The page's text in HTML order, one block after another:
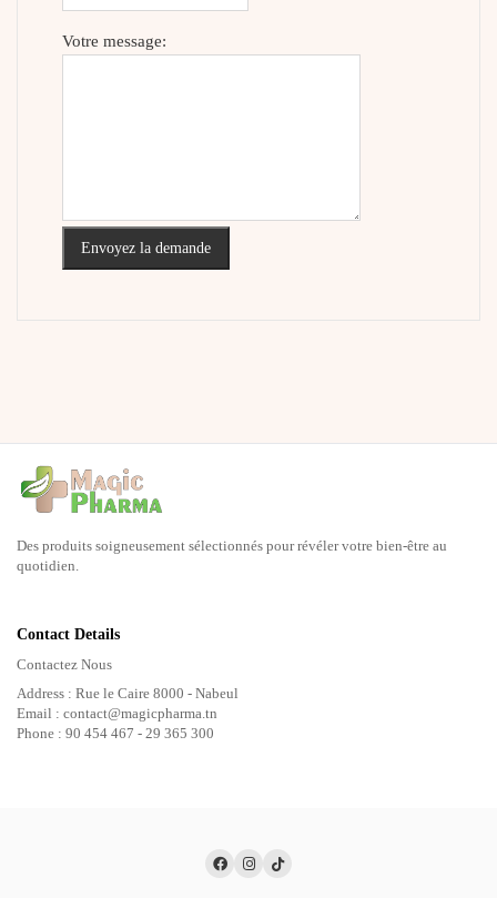
Votre message:
Envoyez la demande
Des produits soigneusement sélectionnés pour révéler votre bien-être au
quotidien.
Contact Details
Contactez Nous
Address : Rue le Caire 8000 - Nabeul
Email : contact@magicpharma.tn
Phone : 90 454 467 - 29 365 300